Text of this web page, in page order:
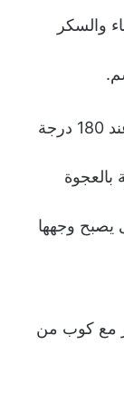
والسكر
جهزي الفرن واجعلي درجة حرارته عند 180 درجة
يصبح وجهها
مع كوب من